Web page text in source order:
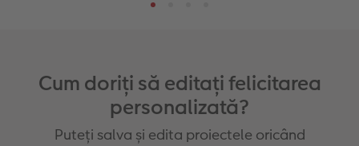
Cum doriți să editați felicitarea
personalizată?
Puteți salva și edita proiectele oricând